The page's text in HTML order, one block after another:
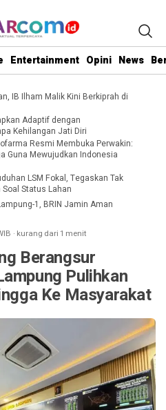
Entertainment Opini News
IB Ilham Malik Kini Berkiprah di
Adaptif dengan
Kehilangan Jati Diri
Resmi Membuka Perwakin:
Guna Mewujudkan Indonesia
LSM Fokal, Tegaskan Tak
Status Lahan
1, BRIN Jamin Aman
· kurang dari 1 menit
Berangsur
Pulihkan
Ke Masyarakat